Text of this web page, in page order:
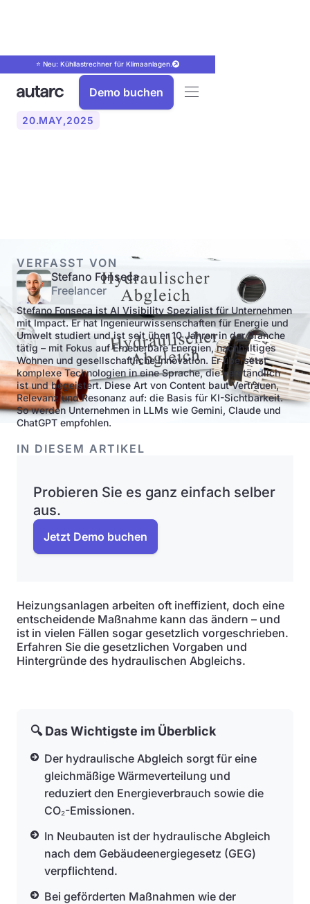
⭐ Neu: Kühllastrechner für Klimaanlagen.
Demo buchen
20.MAY,2025
VERFASST VON
Stefano Fonseca
Freelancer
Stefano Fonseca ist AI Visibility Spezialist für Unternehmen
mit Impact. Er hat Ingenieurwissenschaften für Energie und
Umwelt studiert und ist seit über 10 Jahren in der Branche
tätig – mit Fokus auf Erneuerbare Energien, nachhaltiges
Wohnen und gesellschaftliche Innovation. Er übersetzt
komplexe Technologien in eine Sprache, die verständlich
ist und begeistert. Diese Art von Content baut Vertrauen,
Relevanz und Resonanz auf: die Basis für KI-Sichtbarkeit.
So werden Unternehmen in LLMs wie Gemini, Claude und
ChatGPT empfohlen.
IN DIESEM ARTIKEL
Probieren Sie es ganz einfach selber
aus.
Jetzt Demo buchen
Heizungsanlagen arbeiten oft ineffizient, doch eine
entscheidende Maßnahme kann das ändern – und
ist in vielen Fällen sogar gesetzlich vorgeschrieben.
Erfahren Sie die gesetzlichen Vorgaben und
Hintergründe des hydraulischen Abgleichs.
🔍 Das Wichtigste im Überblick
Der hydraulische Abgleich sorgt für eine
gleichmäßige Wärmeverteilung und
reduziert den Energieverbrauch sowie die
CO₂-Emissionen.
In Neubauten ist der hydraulische Abgleich
nach dem Gebäudeenergiegesetz (GEG)
verpflichtend.
Bei geförderten Maßnahmen wie der